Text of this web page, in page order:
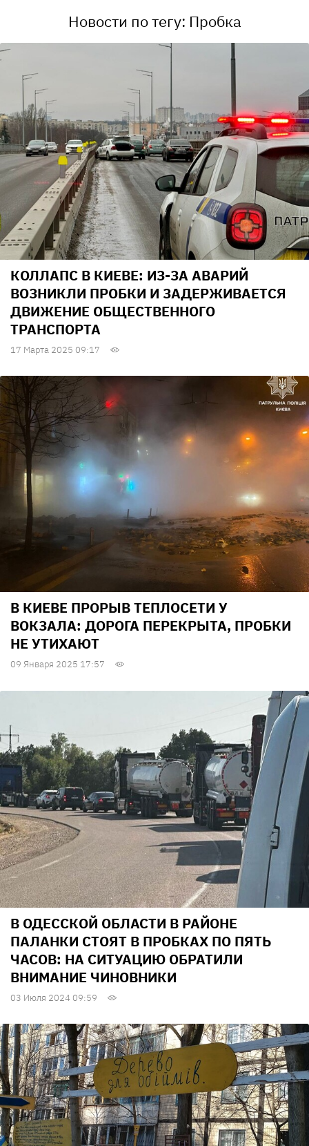
Новости по тегу: Пробка
КОЛЛАПС В КИЕВЕ: ИЗ-ЗА АВАРИЙ
ВОЗНИКЛИ ПРОБКИ И ЗАДЕРЖИВАЕТСЯ
ДВИЖЕНИЕ ОБЩЕСТВЕННОГО
ТРАНСПОРТА
17 Марта 2025 09:17
В КИЕВЕ ПРОРЫВ ТЕПЛОСЕТИ У
ВОКЗАЛА: ДОРОГА ПЕРЕКРЫТА, ПРОБКИ
НЕ УТИХАЮТ
09 Января 2025 17:57
В ОДЕССКОЙ ОБЛАСТИ В РАЙОНЕ
ПАЛАНКИ СТОЯТ В ПРОБКАХ ПО ПЯТЬ
ЧАСОВ: НА СИТУАЦИЮ ОБРАТИЛИ
ВНИМАНИЕ ЧИНОВНИКИ
03 Июля 2024 09:59